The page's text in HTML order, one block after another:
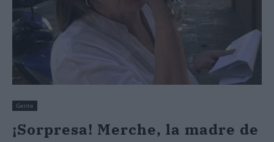
Gente
¡Sorpresa! Merche, la madre de